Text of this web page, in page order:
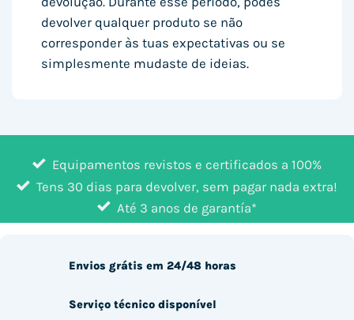
devolver qualquer produto se não
corresponder às tuas expectativas ou se
simplesmente mudaste de ideias.
Equipamentos revistos e certificados a 100%
Tens 30 dias para devolver, sem pagar nada extra!
Até 3 anos de garantía*
Envios grátis em 24/48 horas
Serviço técnico disponível